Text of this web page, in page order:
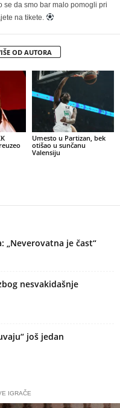
se da smo bar malo pomogli pri
na tikete.
OD AUTORA
Umesto u Partizan, bek
otišao u sunčanu
Valensiju
je čast“
nesvakidašnje
još jedan
IGRAČE